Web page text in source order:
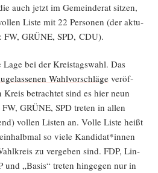
auch jetzt im Gemein­de­rat sit­zen,
Lis­te mit 22 Per­so­nen (der aktu­
GRÜNE, SPD, CDU).
bei der Kreis­tags­wahl. Das
Wahl­vor­schlä­gever­öf­
betrach­tet sind es hier neun
GRÜNE, SPD tre­ten in allen
vol­len Lis­ten an. Vol­le Lis­te heißt
so vie­le Kandidat*innen
zu ver­ge­ben sind. FDP, Lin­
„Basis“ tre­ten hin­ge­gen nur in